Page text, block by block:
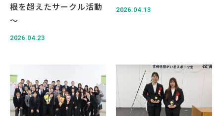
根を超えたサークル活動
～
2026.04.23
2026.04.13